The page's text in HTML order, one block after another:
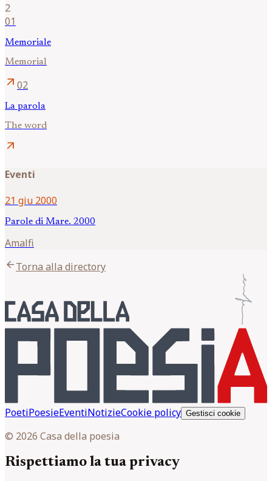
2
01
Memoriale
Memorial
arrow_outward 02
La parola
The word
arrow_outward
Eventi
21 giu 2000
Parole di Mare. 2000
Amalfi
arrow_backTorna alla directory
PoetiPoesieEventiNotizieCookie policy Gestisci cookie
© 2026 Casa della poesia
Rispettiamo la tua privacy